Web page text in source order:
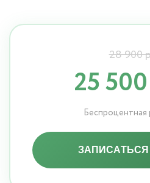
28 900
25
Беспроцентная
ЗАПИСАТЬСЯ